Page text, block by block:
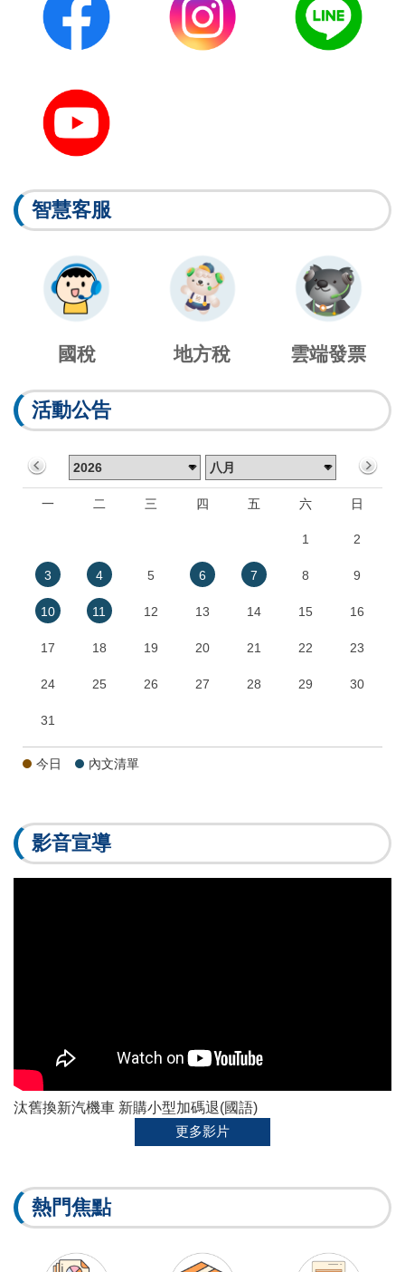
智慧客服
國稅 地方稅 雲端發票
活動公告
一 二 三 四 五 六 日
1 2
3 4 5 6 7 8 9
10 11 12 13 14 15 16
17 18 19 20 21 22 23
24 25 26 27 28 29 30
31
今日 內文清單
影音宣導
汰舊換新汽機車 新購小型加碼退(國語)
更多影片
熱門焦點